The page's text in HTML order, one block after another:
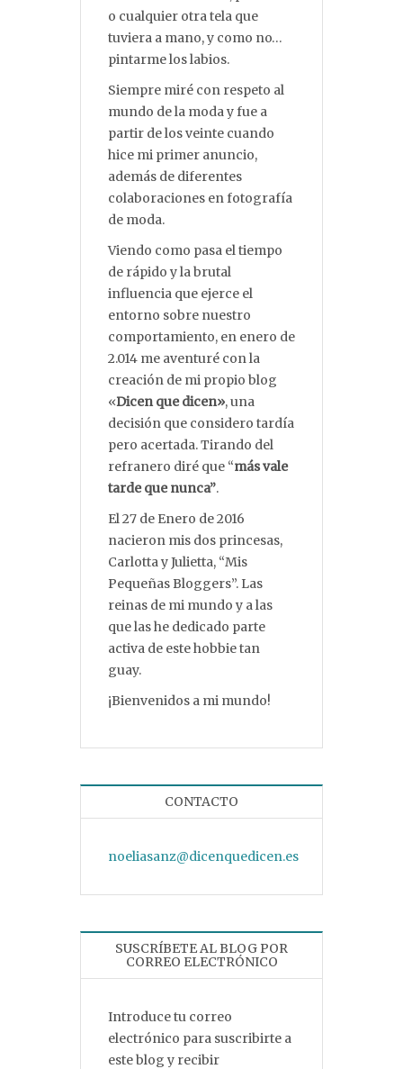
o cualquier otra tela que
tuviera a mano, y como no…
pintarme los labios.
Siempre miré con respeto al
mundo de la moda y fue a
partir de los veinte cuando
hice mi primer anuncio,
además de diferentes
colaboraciones en fotografía
de moda.
Viendo como pasa el tiempo
de rápido y la brutal
influencia que ejerce el
entorno sobre nuestro
comportamiento, en enero de
2.014 me aventuré con la
creación de mi propio blog
«Dicen que dicen», una
decisión que considero tardía
pero acertada. Tirando del
refranero diré que “más vale
tarde que nunca”.
El 27 de Enero de 2016
nacieron mis dos princesas,
Carlotta y Julietta, “Mis
Pequeñas Bloggers”. Las
reinas de mi mundo y a las
que las he dedicado parte
activa de este hobbie tan
guay.
¡Bienvenidos a mi mundo!
CONTACTO
noeliasanz@dicenquedicen.es
SUSCRÍBETE AL BLOG POR
CORREO ELECTRÓNICO
Introduce tu correo
electrónico para suscribirte a
este blog y recibir